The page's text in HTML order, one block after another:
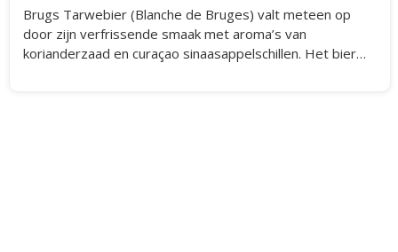
Brugs Tarwebier (Blanche de Bruges) valt meteen op
door zijn verfrissende smaak met aroma’s van
korianderzaad en curaçao sinaasappelschillen. Het bier